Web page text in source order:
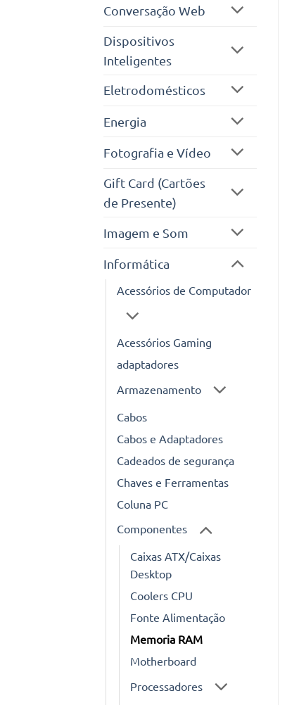
Conversação Web
Dispositivos
Inteligentes
Eletrodomésticos
Energia
Fotografia e Vídeo
Gift Card (Cartões
de Presente)
Imagem e Som
Informática
Acessórios de Computador
Acessórios Gaming
adaptadores
Armazenamento
Cabos
Cabos e Adaptadores
Cadeados de segurança
Chaves e Ferramentas
Coluna PC
Componentes
Caixas ATX/Caixas
Desktop
Coolers CPU
Fonte Alimentação
Memoria RAM
Motherboard
Processadores